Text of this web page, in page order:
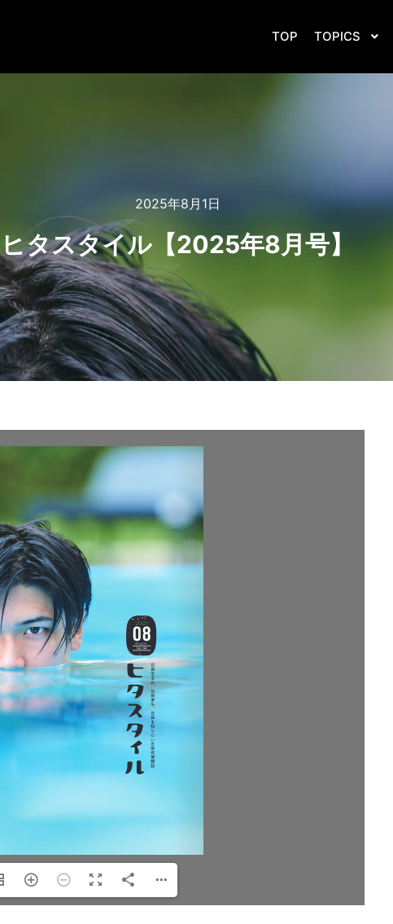
TOP TOPICS
2025年8月1日
ヒタスタイル【2025年8月号】